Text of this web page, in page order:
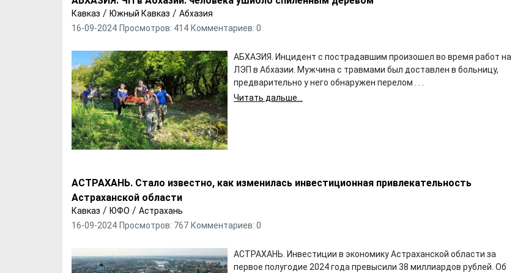
Кавказ / Южный Кавказ / Абхазия
16-09-2024 Просмотров: 414 Комментариев: 0
АБХАЗИЯ. Инцидент с пострадавшим произошел во время работ на
ЛЭП в Абхазии. Мужчина с травмами был доставлен в больницу,
предварительно у него обнаружен перелом . . .
Читать дальше...
АСТРАХАНЬ. Стало известно, как изменилась инвестиционная привлекательность
Астраханской области
Кавказ / ЮФО / Астрахань
16-09-2024 Просмотров: 767 Комментариев: 0
АСТРАХАНЬ. Инвестиции в экономику Астраханской области за
первое полугодие 2024 года превысили 38 миллиардов рублей. Об